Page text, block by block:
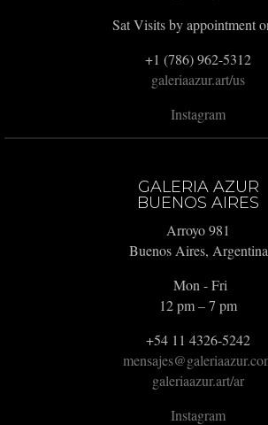
Sat Visits by appointment
+1 (786) 962-5312
galeriaazur.art/us
Instagram
GALERIA AZUR
BUENOS AIRES
Arroyo 981
Buenos Aires, Argentina
Mon - Fri
12 pm – 7 pm
+54 11 4326-5242
galeriaazur.art/ar
Instagram